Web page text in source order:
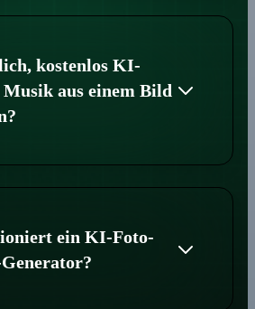
kostenlos KI-
aus einem Bild
ein KI-Foto-